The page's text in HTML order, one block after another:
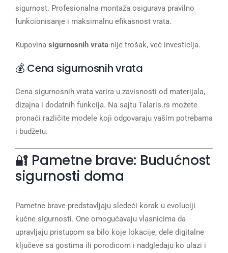
sigurnost. Profesionalna montaža osigurava pravilno
funkcionisanje i maksimalnu efikasnost vrata.
Kupovina sigurnosnih vratanije trošak, već investicija.
💰 Cena sigurnosnih vrata
Cena sigurnosnih vrata varira u zavisnosti od materijala,
dizajna i dodatnih funkcija. Na sajtu Talaris.rs možete
pronaći različite modele koji odgovaraju vašim potrebama
i budžetu.
🔐 Pametne brave: Budućnost
sigurnosti doma
Pametne brave predstavljaju sledeći korak u evoluciji
kućne sigurnosti. One omogućavaju vlasnicima da
upravljaju pristupom sa bilo koje lokacije, dele digitalne
ključeve sa gostima ili porodicom i nadgledaju ko ulazi i